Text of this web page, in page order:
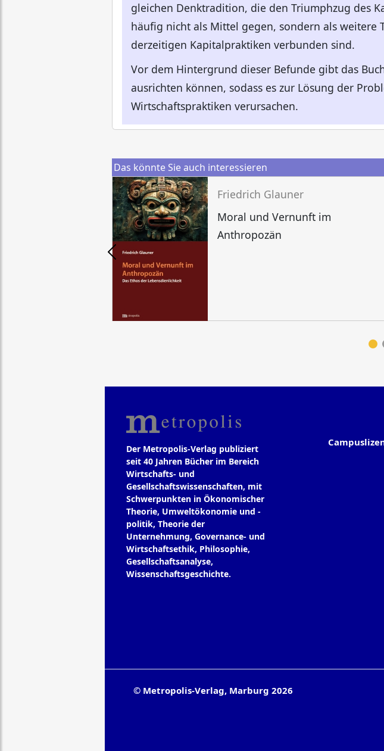
gleichen Denktradition, die den Triumphzug des
häufig nicht als Mittel gegen, sondern als
derzeitigen Kapitalpraktiken verbunden sind.
Vor dem Hintergrund dieser Befunde gibt das
ausrichten können, sodass es zur Lösung der
Wirtschaftspraktiken verursachen.
Das könnte Sie auch interessieren
Friedrich Glauner
Moral und Vernunft im
Anthropozän
Der Metropolis-Verlag publiziert
seit 40 Jahren Bücher im Bereich
Wirtschafts- und
Gesellschaftswissenschaften, mit
Schwerpunkten in Ökonomischer
Theorie, Umweltökonomie und -
politik, Theorie der
Unternehmung, Governance- und
Wirtschaftsethik, Philosophie,
Gesellschaftsanalyse,
Wissenschaftsgeschichte.
© Metropolis-Verlag, Marburg 2026